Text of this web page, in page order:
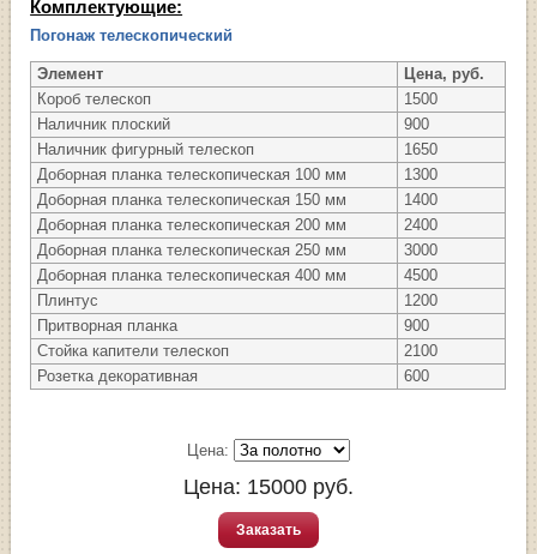
Комплектующие:
Погонаж телескопический
Элемент
Цена, руб.
Короб телескоп
1500
Наличник плоский
900
Наличник фигурный телескоп
1650
Доборная планка телескопическая 100 мм
1300
Доборная планка телескопическая 150 мм
1400
Доборная планка телескопическая 200 мм
2400
Доборная планка телескопическая 250 мм
3000
Доборная планка телескопическая 400 мм
4500
Плинтус
1200
Притворная планка
900
Стойка капители телескоп
2100
Розетка декоративная
600
Цена:
Цена: 15000 руб.
Заказать